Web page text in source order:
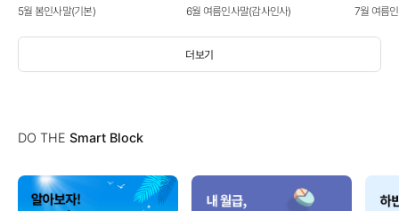
더보기
5월 봄인사말(기본) 6월 여름인사말(감사인사) 7월 여름
DO THE Smart Block